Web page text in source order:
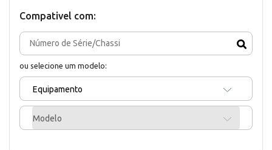
Compativel com:
ou selecione um modelo:
Equipamento
Modelo